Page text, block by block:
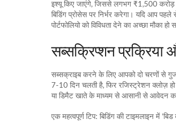
इश्यू किए जाएंगे, जिससे लगभग ₹1,500
बिडिंग प्रोसेस पर निर्भर करेगा। यदि आप
पोर्टफोलियो को विविधता देने का अच्छा मौका हो
सब्सक्रिप्शन प्रक्रिया
सब्सक्राइब करने के लिए आपको दो चरणों से
7‑10 दिन चलती है, फिर रजिस्ट्रेशन क्लोज़
या डिमैट खाते के माध्यम से आसानी से आवेदन
एक महत्वपूर्ण टिप: बिडिंग की टाइमलाइन में